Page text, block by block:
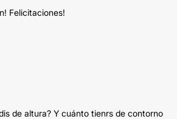
Felicitaciones!
de altura? Y cuánto tienrs de contorno